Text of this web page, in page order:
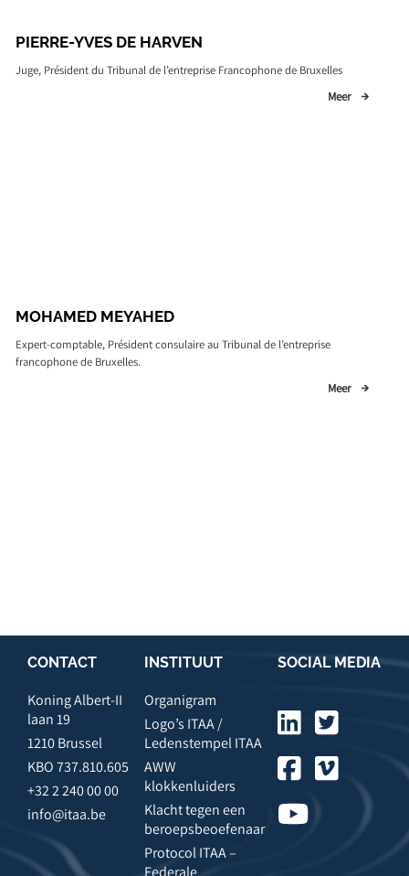
PIERRE-YVES DE HARVEN
Juge, Président du Tribunal de l’entreprise Francophone de Bruxelles
Meer
MOHAMED MEYAHED
Expert-comptable, Président consulaire au Tribunal de l’entreprise
francophone de Bruxelles.
Meer
CONTACT
Koning Albert-II
laan 19
1210 Brussel
KBO 737.810.605
+32 2 240 00 00
info@itaa.be
INSTITUUT
Organigram
Logo’s ITAA /
Ledenstempel ITAA
AWW
klokkenluiders
Klacht tegen een
beroepsbeoefenaar
Protocol ITAA –
Federale
SOCIAL MEDIA